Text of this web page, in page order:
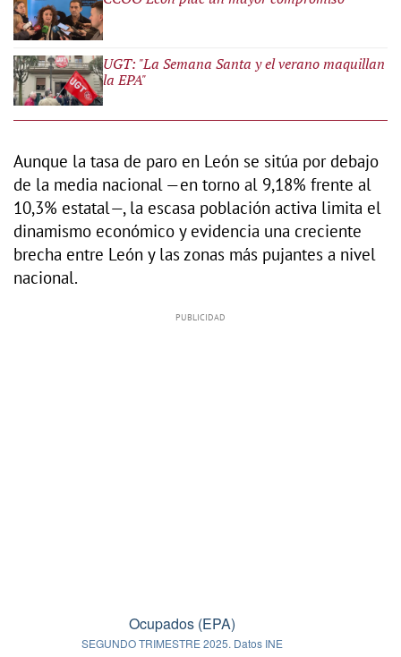
UGT: "La Semana Santa y el verano maquillan
la EPA"
Aunque la tasa de paro en León se sitúa por debajo
de la media nacional —en torno al 9,18% frente al
10,3% estatal—, la escasa población activa limita el
dinamismo económico y evidencia una creciente
brecha entre León y las zonas más pujantes a nivel
nacional.